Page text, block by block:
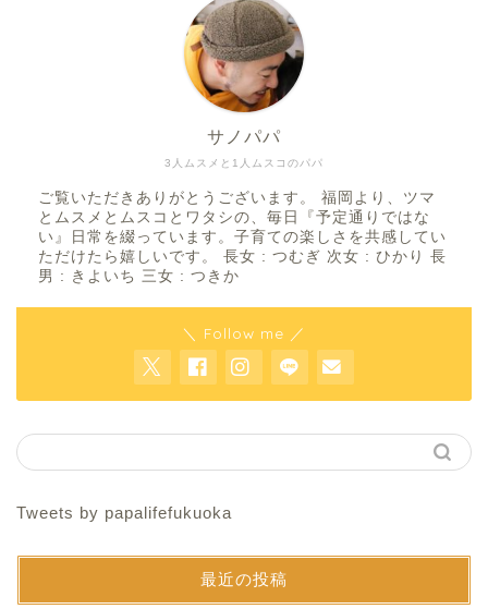
3人ムスメと1人ムスコのパパ
サノパパ
ご覧いただきありがとうございます。 福岡より、ツマ
とムスメとムスコとワタシの、毎日『予定通りではな
い』日常を綴っています。子育ての楽しさを共感してい
ただけたら嬉しいです。 長女 : つむぎ 次女 : ひかり 長
男 : きよいち 三女 : つきか
＼ Follow me ／
Tweets by papalifefukuoka
最近の投稿